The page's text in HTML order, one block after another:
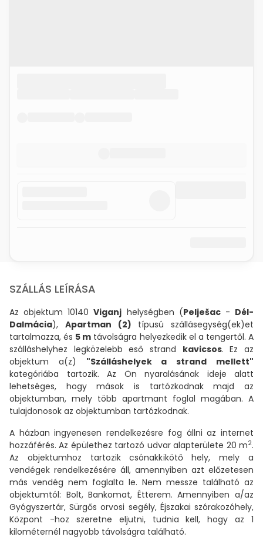
SZÁLLÁS LEÍRÁSA
Az objektum 10140Viganj helységben (Pelješac- Dél-
Dalmácia), Apartman (2) típusú szállásegység(ek)et
tartalmazza, és 5 m távolságra helyezkedik el a tengertől. A
szálláshelyhez legközelebb eső strand kavicsos. Ez az
objektum a(z) "Szálláshelyek a strand mellett"
kategóriába tartozik. Az Ön nyaralásának ideje alatt
lehetséges, hogy mások is tartózkodnak majd az
objektumban, mely több apartmant foglal magában. A
tulajdonosok az objektumban tartózkodnak.
A házban ingyenesen rendelkezésre fog állni az internet
hozzáférés. Az épülethez tartozó udvar alapterülete 20 m2.
Az objektumhoz tartozik csónakkikötő hely, mely a
vendégek rendelkezésére áll, amennyiben azt előzetesen
más vendég nem foglalta le. Nem messze található az
objektumtól: Bolt, Bankomat, Étterem. Amennyiben a/az
Gyógyszertár, Sürgős orvosi segély, Éjszakai szórakozóhely,
Központ -hoz szeretne eljutni, tudnia kell, hogy az 1
kilométernél nagyobb távolságra található.